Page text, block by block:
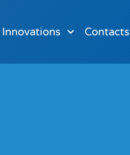
Innovations Contacts